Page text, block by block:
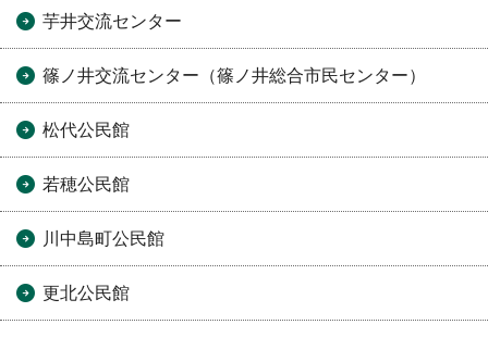
芋井交流センター
篠ノ井交流センター（篠ノ井総合市民センター）
松代公民館
若穂公民館
川中島町公民館
更北公民館